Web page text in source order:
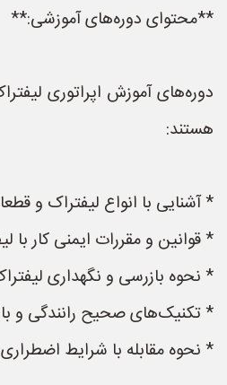
**محتوای دوره‌های آموزشی:**
دوره‌های آموزش اپراتوری
هستند:
* آشنایی با انواع لیفتراک و
* قوانین و مقررات ایمنی کار با
* نحوه بازرسی و نگهداری
* تکنیک‌های صحیح رانندگی و
* نحوه مقابله با شرایط اضطراری